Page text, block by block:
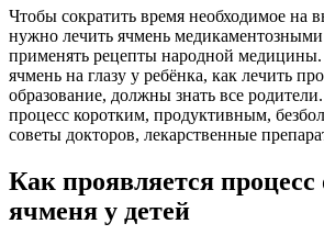
Чтобы сократить время необходимое на
нужно лечить ячмень медикаментозными
применять рецепты народной медицины.
ячмень на глазу у ребёнка, как лечить
образование, должны знать все
процесс коротким, продуктивным,
советы докторов, лекарственные
Как проявляется процесс
ячменя у детей